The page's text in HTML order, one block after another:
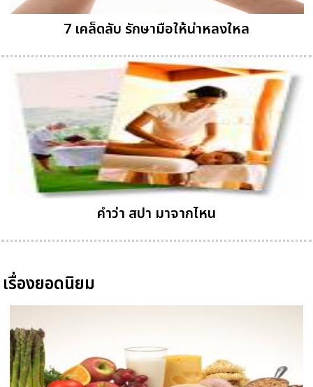
7 เคล็ดลับ รักษามือให้น่าหลงใหล
คำว่า สปา มาจากไหน
เรื่องยอดนิยม